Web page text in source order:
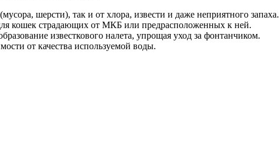
шерсти), так и от хлора, извести и даже неприятного запаха.
кошек страдающих от МКБ или предрасположенных к ней.
известкового налета, упрощая уход за фонтанчиком.
от качества используемой воды.